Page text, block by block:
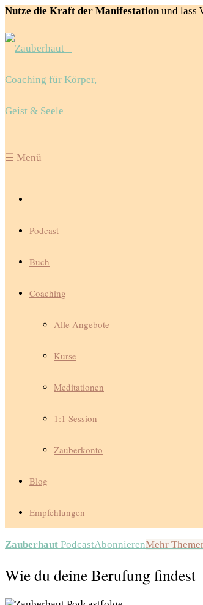
Nutze die Kraft der Manifestationund lass
☰ Menü
Podcast
Buch
Coaching
Alle Angebote
Kurse
Meditationen
1:1 Session
Zauberkonto
Blog
Empfehlungen
Zauberhaut PodcastAbonnierenMehr
Wie du deine Berufung findest